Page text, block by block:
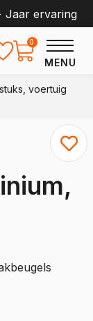
Jaar ervaring
MENU
0
voertuig